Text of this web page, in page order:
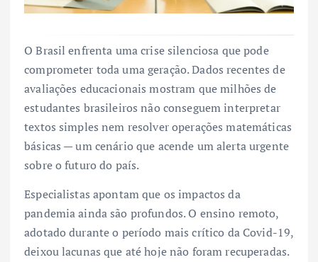
O Brasil enfrenta uma crise silenciosa que pode
comprometer toda uma geração. Dados recentes de
avaliações educacionais mostram que milhões de
estudantes brasileiros não conseguem interpretar
textos simples nem resolver operações matemáticas
básicas — um cenário que acende um alerta urgente
sobre o futuro do país.
Especialistas apontam que os impactos da
pandemia ainda são profundos. O ensino remoto,
adotado durante o período mais crítico da Covid-19,
deixou lacunas que até hoje não foram recuperadas.